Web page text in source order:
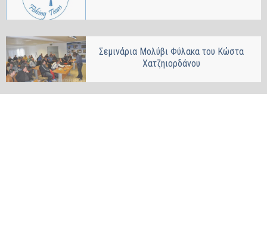
Σεμινάρια Μολύβι Φύλακα του Κώστα
Χατζηιορδάνου